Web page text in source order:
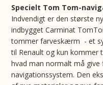
Specielt Tom Tom-
Indvendigt er den største
indbygget Carminat
tommer farveskærm - et
til Renault og kun kommer
hvad man normalt må
navigationssystem. Den